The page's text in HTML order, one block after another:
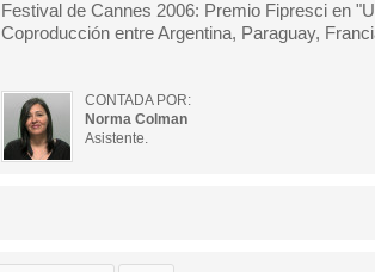
Festival de Cannes 2006: Premio Fipresci en
Coproducción entre Argentina, Paraguay,
CONTADA POR:
Norma Colman
Asistente.